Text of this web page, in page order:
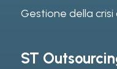
Gestione della crisi
ST